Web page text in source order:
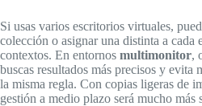
Si usas varios escritorios virtuales,
colección o asignar una distinta a cada
contextos. En entornos multimonitor,
buscas resultados más precisos y evita
la misma regla. Con copias ligeras de
gestión a medio plazo será mucho más